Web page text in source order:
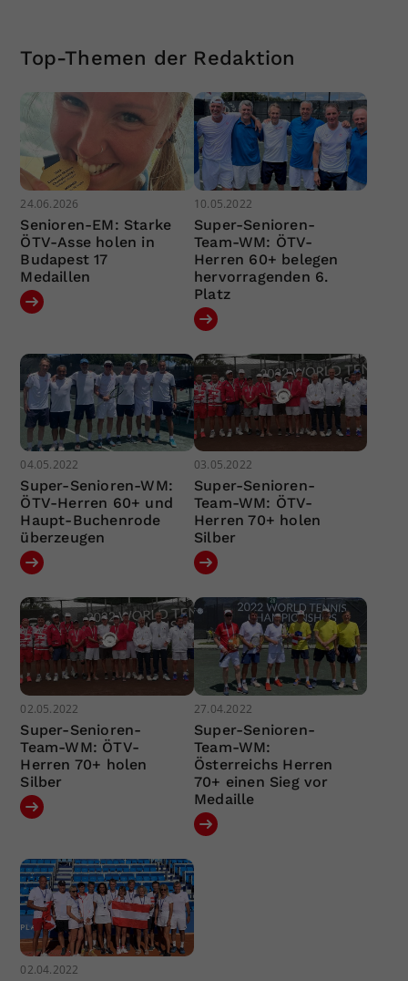
Top-Themen der Redaktion
24.06.2026
Senioren-EM: Starke
ÖTV-Asse holen in
Budapest 17
Medaillen
10.05.2022
Super-Senioren-
Team-WM: ÖTV-
Herren 60+ belegen
hervorragenden 6.
Platz
04.05.2022
Super-Senioren-WM:
ÖTV-Herren 60+ und
Haupt-Buchenrode
überzeugen
03.05.2022
Super-Senioren-
Team-WM: ÖTV-
Herren 70+ holen
Silber
02.05.2022
Super-Senioren-
Team-WM: ÖTV-
Herren 70+ holen
Silber
27.04.2022
Super-Senioren-
Team-WM:
Österreichs Herren
70+ einen Sieg vor
Medaille
02.04.2022